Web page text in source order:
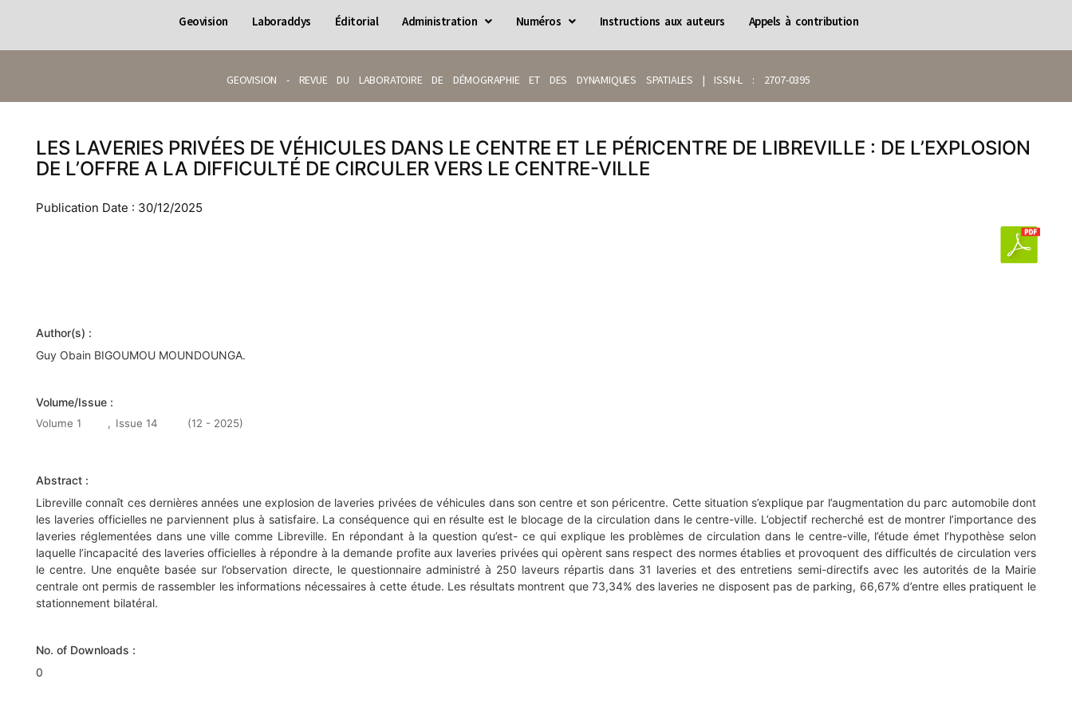
Geovision Laboraddys Éditorial Administration Numéros Instructions aux auteurs Appels à contribution
GEOVISION - REVUE DU LABORATOIRE DE DÉMOGRAPHIE ET DES DYNAMIQUES SPATIALES | ISSN-L : 2707-0395
LES LAVERIES PRIVÉES DE VÉHICULES DANS LE CENTRE ET LE PÉRICENTRE DE LIBREVILLE : DE L’EXPLOSION
DE L’OFFRE A LA DIFFICULTÉ DE CIRCULER VERS LE CENTRE-VILLE
Publication Date : 30/12/2025
Author(s) :
Guy Obain BIGOUMOU MOUNDOUNGA.
Volume/Issue :
Volume 1 , Issue 14 (12 - 2025)
Abstract :
Libreville connaît ces dernières années une explosion de laveries privées de véhicules dans son centre et son péricentre. Cette situation s’explique par l’augmentation du parc automobile dont
les laveries officielles ne parviennent plus à satisfaire. La conséquence qui en résulte est le blocage de la circulation dans le centre-ville. L’objectif recherché est de montrer l’importance des
laveries réglementées dans une ville comme Libreville. En répondant à la question qu’est- ce qui explique les problèmes de circulation dans le centre-ville, l’étude émet l’hypothèse selon
laquelle l’incapacité des laveries officielles à répondre à la demande profite aux laveries privées qui opèrent sans respect des normes établies et provoquent des difficultés de circulation vers
le centre. Une enquête basée sur l’observation directe, le questionnaire administré à 250 laveurs répartis dans 31 laveries et des entretiens semi-directifs avec les autorités de la Mairie
centrale ont permis de rassembler les informations nécessaires à cette étude. Les résultats montrent que 73,34% des laveries ne disposent pas de parking, 66,67% d’entre elles pratiquent le
stationnement bilatéral.
No. of Downloads :
0